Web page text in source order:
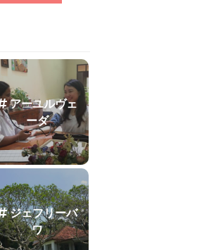
アーユルヴェ
ーダ
ジェフリーバ
ワ